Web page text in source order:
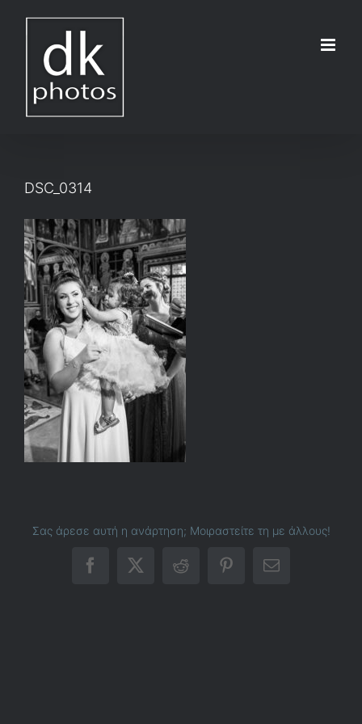
DSC_0314
Σας άρεσε αυτή η ανάρτηση; Μοιραστείτε τη με άλλους!
Facebook
X RedditPinterestEmail